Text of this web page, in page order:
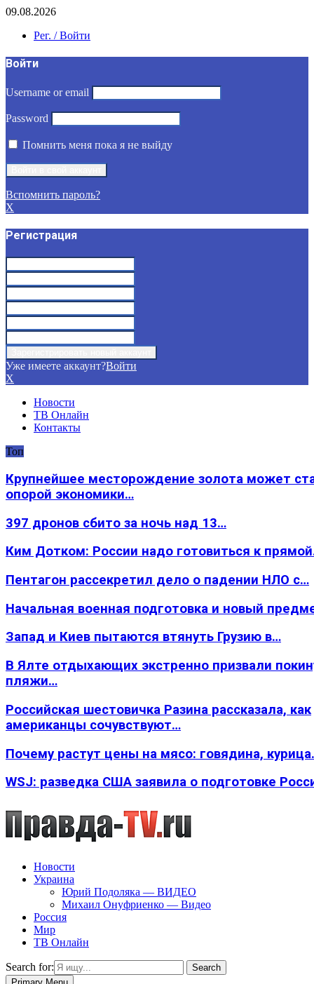
09.08.2026
Рег. / Войти
Войти
Username or email
Password
Помнить меня пока я не выйду
Вспомнить пароль?
X
Регистрация
Уже имеете аккаунт?Войти
X
Новости
ТВ Онлайн
Контакты
Топ
Крупнейшее месторождение золота может
опорой экономики…
397 дронов сбито за ночь над 13…
Ким Дотком: России надо готовиться к
Пентагон рассекретил дело о падении НЛО с…
Начальная военная подготовка и новый
Запад и Киев пытаются втянуть Грузию в…
В Ялте отдыхающих экстренно призвали
пляжи…
Российская шестовичка Разина рассказала, как
американцы сочувствуют…
Почему растут цены на мясо: говядина,
WSJ: разведка США заявила о подготовке
Новости
Украина
Юрий Подоляка — ВИДЕО
Михаил Онуфриенко — Видео
Россия
Мир
ТВ Онлайн
Search for:
Search